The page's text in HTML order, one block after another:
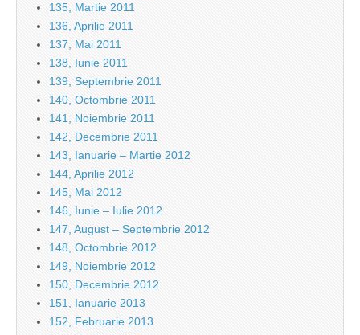
135, Martie 2011
136, Aprilie 2011
137, Mai 2011
138, Iunie 2011
139, Septembrie 2011
140, Octombrie 2011
141, Noiembrie 2011
142, Decembrie 2011
143, Ianuarie – Martie 2012
144, Aprilie 2012
145, Mai 2012
146, Iunie – Iulie 2012
147, August – Septembrie 2012
148, Octombrie 2012
149, Noiembrie 2012
150, Decembrie 2012
151, Ianuarie 2013
152, Februarie 2013